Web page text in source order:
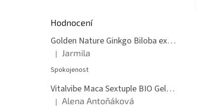
Hodnocení
Golden Nature Ginkgo Biloba extrakt 50:1 60mg, 100 kapslí
Hodnocení produktu je 5 z 5 hvězdiček.
| Jarmila
Spokojenost
Vitalvibe Maca Sextuple BIO Gelatinized 3-Complex, 60 kapslí
Hodnocení produktu je 5 z 5 hvězdiček.
| Alena Antoňáková